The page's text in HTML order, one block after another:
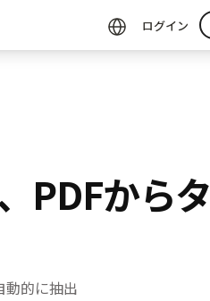
ログイン
PDFからタ
動的に抽出